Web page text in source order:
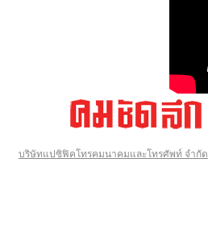
บริษัทแปซิฟิคโทรคมนาคมและโทรศัพท์ จำกัด